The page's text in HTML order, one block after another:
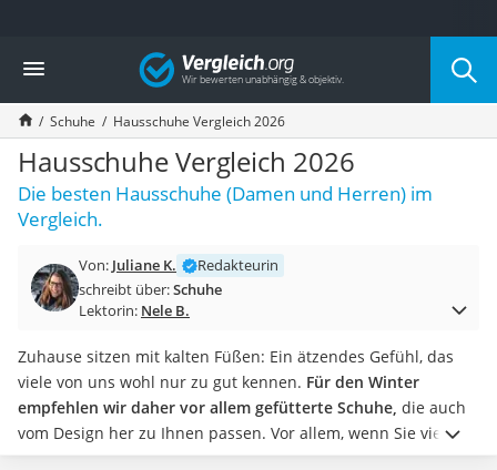
Die beliebtesten Vergleiche nach Kategorie
Mode
Boxershorts
Cellulite-Leggings
Herrensocken
Polarisierte Sonnenbrille
Hausschuhe Herren
Radunterhose Damen
Überzieh-Sonnenbrille
RFID-Blocker
Geldbörse Herren
Knirps-Regenschirm
Periodenunterwäsche
RFID-Schutzkarte
Motorradbrillen
Vergleich
Schuhe Hausschuhe Vergleich 2026
Hausschuhe Vergleich 2026
Die besten Hausschuhe (Damen und Herren) im
Vergleich.
Von: Juliane K.
Redakteurin
schreibt über:Schuhe
Lektorin: Nele B.
Zuhause sitzen mit kalten Füßen: Ein ätzendes Gefühl, das
viele von uns wohl nur zu gut kennen. Für den Winter
empfehlen wir daher vor allem gefütterte Schuhe, die auch
vom Design her zu Ihnen passen. Vor allem, wenn Sie viel
Parkett oder Laminat verlegt haben,sollten Hausschuhe